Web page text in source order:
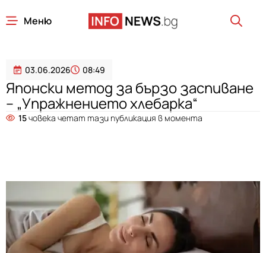
Меню
03.06.2026 08:49
Японски метод за бързо заспиване
– „Упражнението хлебарка“
15човека четат тази публикация в момента